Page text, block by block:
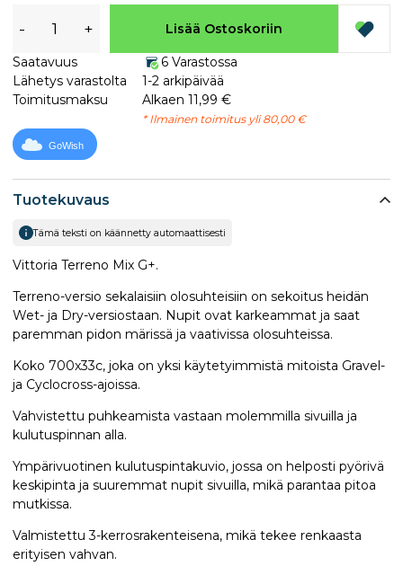
Tuotekuvaus
Tämä teksti on käännetty automaattisesti
Vittoria Terreno Mix G+.
Terreno-versio sekalaisiin olosuhteisiin on sekoitus heidän
Wet- ja Dry-versiostaan. Nupit ovat karkeammat ja saat
paremman pidon märissä ja vaativissa olosuhteissa.
Koko 700x33c, joka on yksi käytetyimmistä mitoista Gravel-
ja Cyclocross-ajoissa.
Vahvistettu puhkeamista vastaan molemmilla sivuilla ja
kulutuspinnan alla.
Ympärivuotinen kulutuspintakuvio, jossa on helposti pyörivä
keskipinta ja suuremmat nupit sivuilla, mikä parantaa pitoa
mutkissa.
Valmistettu 3-kerrosrakenteisena, mikä tekee renkaasta
erityisen vahvan.
- + Lisää Ostoskoriin
Saatavuus
6 Varastossa
Lähetys varastolta
1-2 arkipäivää
Toimitusmaksu
Alkaen 11,99 €
* Ilmainen toimitus yli 80,00 €
GoWish